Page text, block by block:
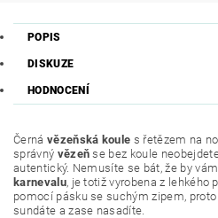
POPIS
DISKUZE
HODNOCENÍ
Černá vězeňská koule s řetězem na
správný vězeň se bez koule
autentický. Nemusíte se bát, že by
karnevalu, je totiž vyrobena z lehkého
pomocí pásku se suchým zipem,
sundáte a zase nasadíte.